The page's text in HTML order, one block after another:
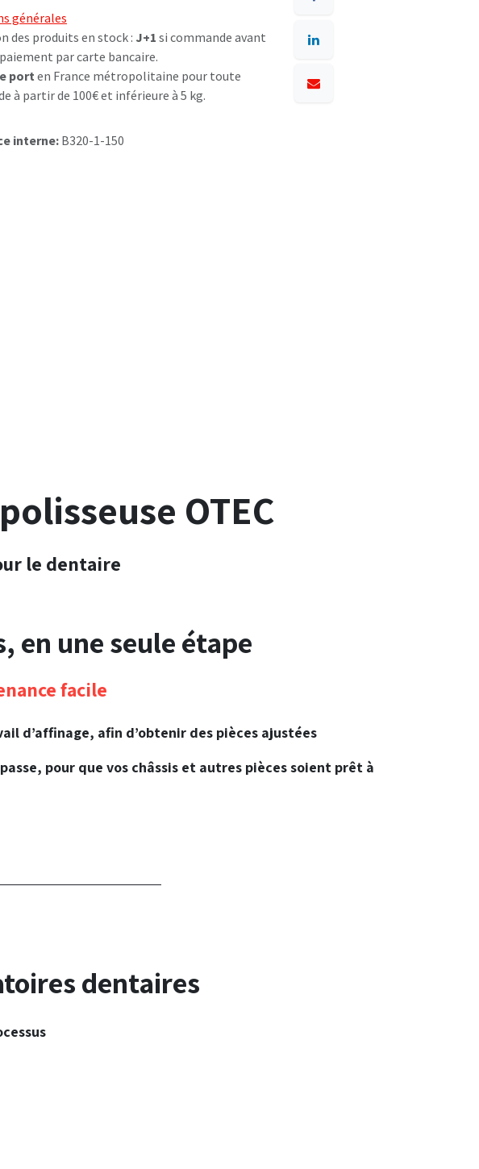
générales
des produits en stock : J+1 si commande avant
par carte bancaire.
porten France métropolitaine pour toute
à partir de 100€ et inférieure à 5 kg.
interne: B320-1-150
OTEC
le dentaire
en une seule étape
facile
d’affinage, afin d’obtenir des pièces ajustées
, pour que vos châssis et autres pièces soient prêt à
dentaires